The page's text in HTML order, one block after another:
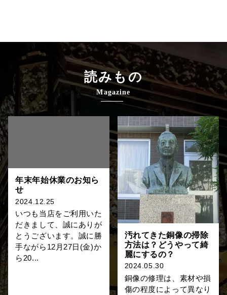
読みもの
Magazine
年末年始休業のお知ら
せ
2024.12.25
いつも当店をご利用いた
だきまして、誠にありが
とうございます。誠に勝
手ながら12月27日(金)か
ら20...
汚れてきた銅像の掃除
方法は？どうやって綺
麗にするの？
2024.05.30
銅像の修理は、素材や損
傷の程度によって異なり